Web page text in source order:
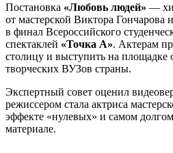
Постановка «Любовь людей» —
от мастерской Виктора
в финал Всероссийского
спектаклей «Точка А». Актерам
столицу и выступить на площадке
творческих ВУЗов страны.
Экспертный совет оценил
режиссером стала актриса
эффекте «нулевых» и самом
материале.